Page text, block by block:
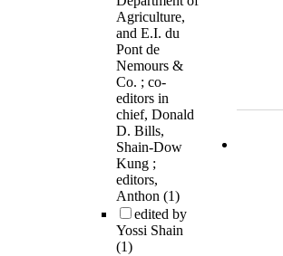
Agriculture,
and E.I. du
Pont de
Nemours &
Co. ; co-
editors in
chief, Donald
D. Bills,
Shain-Dow
Kung ;
editors,
Anthon (1)
edited by
Yossi Shain
(1)